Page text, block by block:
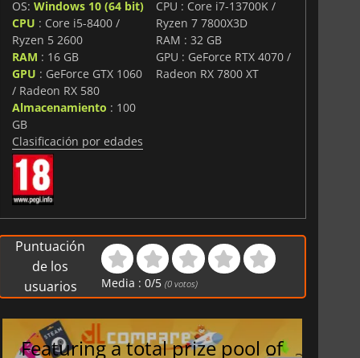
la vida en una ciudad medieval, lo que sitúa la historia
ofrece una narrativa que enriquece la campaña
de contenido adicional. Es una historia sobre la
del propio lugar en un mundo duro pero humano.
con las batallas y los dramáticos acontecimientos de
of the Forgeofrece una perspectiva más íntima,
pero no menos significativas de construir una
OS: Windows 10 (64 bit)
CPU : Core i5-8400 /
Ryzen 5 2600
RAM : 16 GB
GPU : GeForce GTX 1060
/ Radeon RX 580
Almacenamiento : 100
GB
CPU : Core i7-13700K /
Ryzen 7 7800X3D
RAM : 32 GB
GPU : GeForce RTX 4070 /
Radeon RX 7800 XT
Clasificación por edades
Puntuación
de los
usuarios
Media :0/5 (0 votos)
Featuring a total prize pool of